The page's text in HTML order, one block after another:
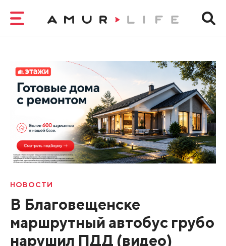
НОВОСТИ
В Благовещенске
маршрутный автобус грубо
нарушил ПДД (видео)